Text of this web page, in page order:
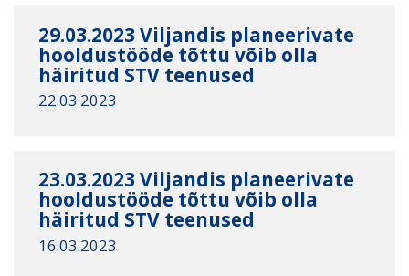
29.03.2023 Viljandis planeerivate
hooldustööde tõttu võib olla
häiritud STV teenused
22.03.2023
23.03.2023 Viljandis planeerivate
hooldustööde tõttu võib olla
häiritud STV teenused
16.03.2023